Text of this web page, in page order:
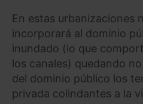
En estas urbanizaciones
incorporará al dominio
inundado (lo que
los canales) quedando
del dominio público los
privada colindantes a la